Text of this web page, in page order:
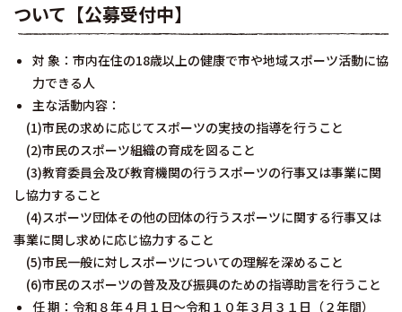
ついて【公募受付中】
対 象：市内在住の18歳以上の健康で市や地域スポーツ活動に協
力できる人
主な活動内容：
(1)市民の求めに応じてスポーツの実技の指導を行うこと
(2)市民のスポーツ組織の育成を図ること
(3)教育委員会及び教育機関の行うスポーツの行事又は事業に関
し協力すること
(4)スポーツ団体その他の団体の行うスポーツに関する行事又は
事業に関し求めに応じ協力すること
(5)市民一般に対しスポーツについての理解を深めること
(6)市民のスポーツの普及及び振興のための指導助言を行うこと
任 期：令和８年４月１日～令和１０年３月３１日（２年間）